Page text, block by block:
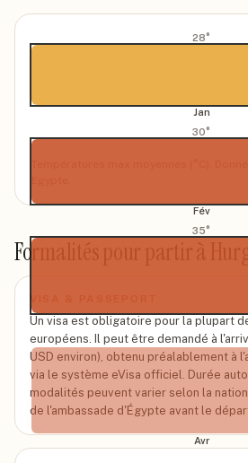
28°
Jan
30°
Fév
35°
Mar
40°
Avr
Formalités pour partir à
Un visa est obligatoire pour la plupart
européens. Il peut être demandé à
USD environ), obtenu préalablement à
via le système eVisa officiel. Durée
modalités peuvent varier selon la
de l'ambassade d'Égypte avant le